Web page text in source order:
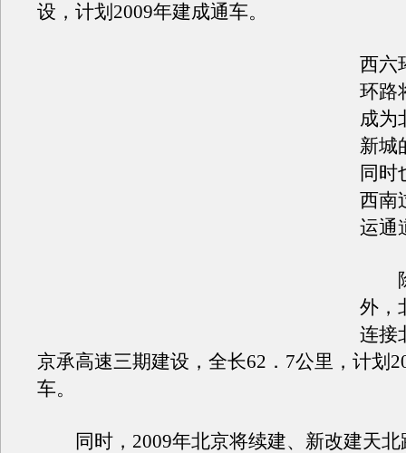
设，计划2009年建成通车。
西六
环路
成为
新城
同时
西南
运通
除
外，
连接
京承高速三期建设，全长62．7公里，计划
车。
同时，2009年北京将续建、新改建天北